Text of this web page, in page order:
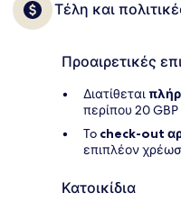
Τέλη και
Προαιρετικές
Διατίθεται
περίπου 20
To check-out
επιπλέον
Κατοικίδια